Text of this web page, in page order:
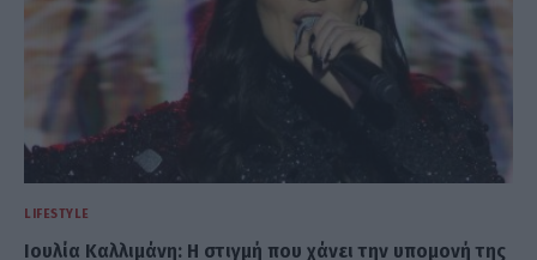
LIFESTYLE
Ιουλία Καλλιμάνη: Η στιγμή που χάνει την υπομονή της